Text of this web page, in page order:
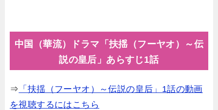
中国（華流）ドラマ「扶揺（フーヤオ）～伝
説の皇后」あらすじ1話
⇒ 「扶揺（フーヤオ）～伝説の皇后」1話の動画
を視聴するにはこちら